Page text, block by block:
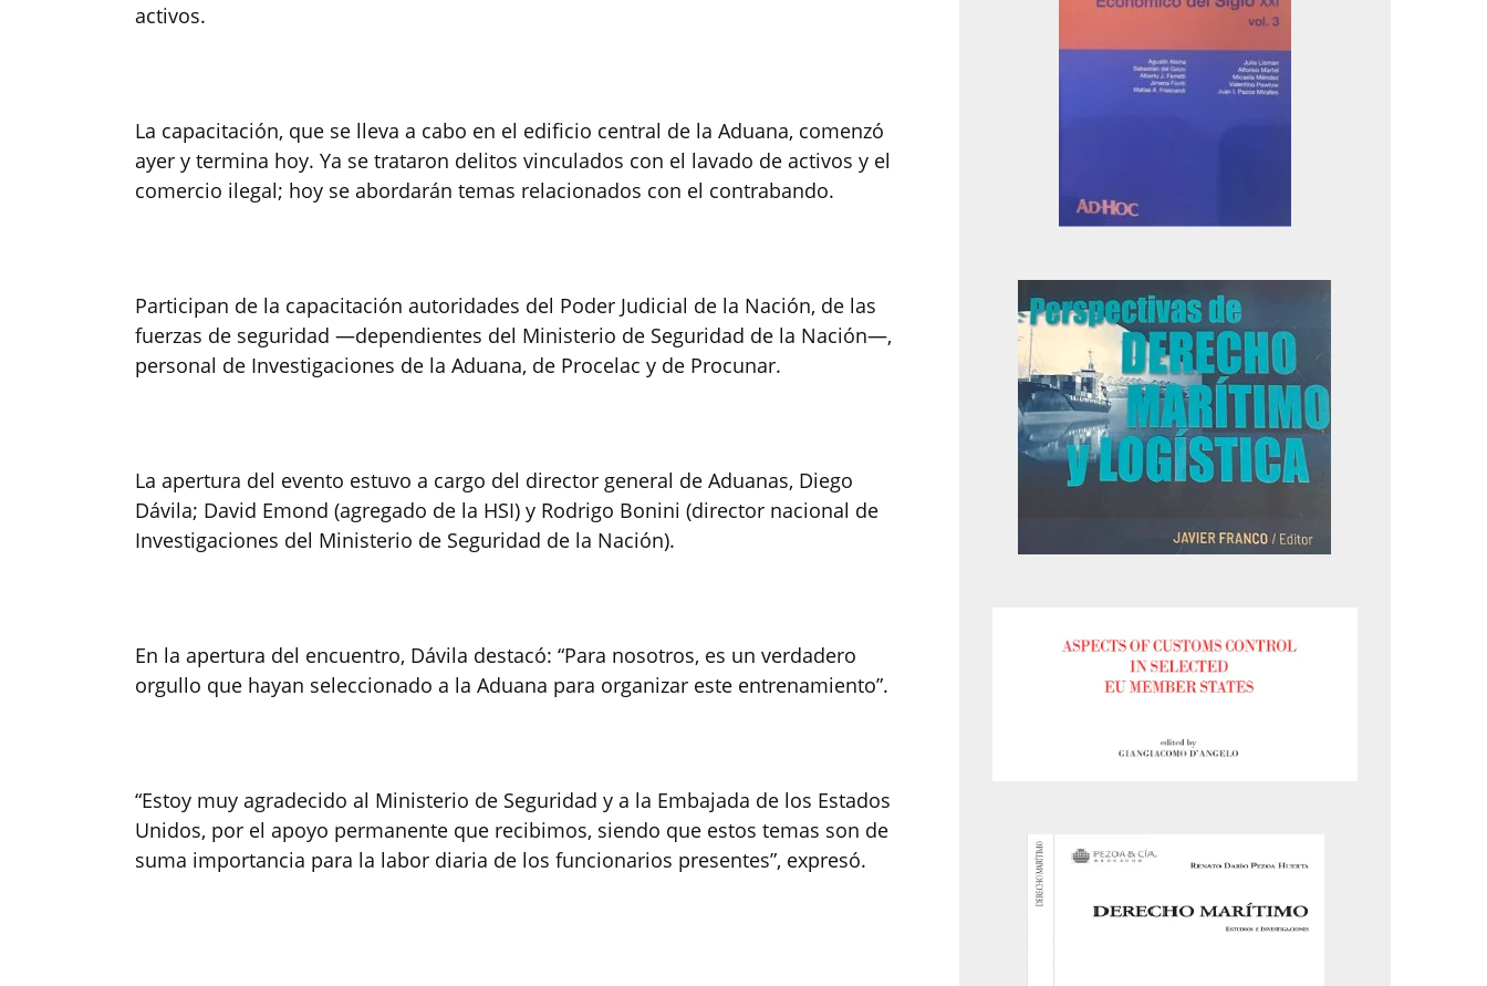
activos.
La capacitación, que se lleva a cabo en el edificio central de la Aduana, comenzó
ayer y termina hoy. Ya se trataron delitos vinculados con el lavado de activos y el
comercio ilegal; hoy se abordarán temas relacionados con el contrabando.
Participan de la capacitación autoridades del Poder Judicial de la Nación, de las
fuerzas de seguridad —dependientes del Ministerio de Seguridad de la Nación—,
personal de Investigaciones de la Aduana, de Procelac y de Procunar.
La apertura del evento estuvo a cargo del director general de Aduanas, Diego
Dávila; David Emond (agregado de la HSI) y Rodrigo Bonini (director nacional de
Investigaciones del Ministerio de Seguridad de la Nación).
En la apertura del encuentro, Dávila destacó: “Para nosotros, es un verdadero
orgullo que hayan seleccionado a la Aduana para organizar este entrenamiento”.
“Estoy muy agradecido al Ministerio de Seguridad y a la Embajada de los Estados
Unidos, por el apoyo permanente que recibimos, siendo que estos temas son de
suma importancia para la labor diaria de los funcionarios presentes”, expresó.